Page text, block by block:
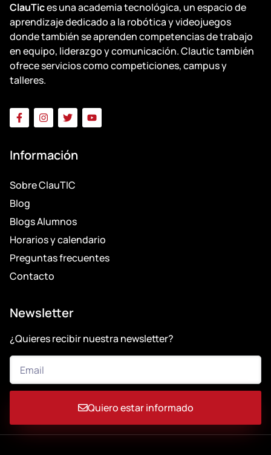
ClauTices una academia tecnológica, un espacio de
aprendizaje dedicado a la robótica y videojuegos
donde también se aprenden competencias de trabajo
en equipo, liderazgo y comunicación. Clautic también
ofrece servicios como competiciones, campus y
talleres.
Información
Sobre ClauTIC
Blog
Blogs Alumnos
Horarios y calendario
Preguntas frecuentes
Contacto
Newsletter
¿Quieres recibir nuestra newsletter?
Quiero estar informado